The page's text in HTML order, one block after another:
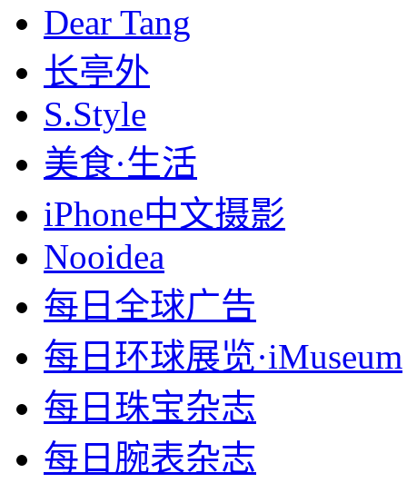
Dear Tang
长亭外
S.Style
美食·生活
iPhone中文摄影
Nooidea
每日全球广告
每日环球展览·iMuseum
每日珠宝杂志
每日腕表杂志